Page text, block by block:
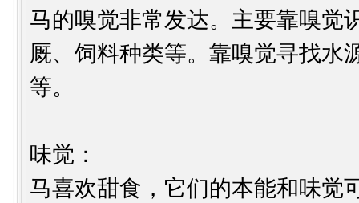
马的嗅觉非常发达。主要靠嗅觉
厩、饲料种类等。靠嗅觉寻找水
等。
味觉：
马喜欢甜食，它们的本能和味觉